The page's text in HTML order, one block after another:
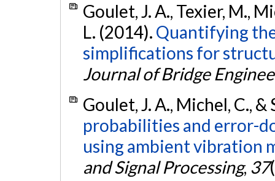
Goulet, J. A., Texier, M.,
L. (2014). Quantifying
simplifications for
Journal of Bridge
Goulet, J. A., Michel, C.,
probabilities and error-
using ambient vibration
and Signal Processing, 37